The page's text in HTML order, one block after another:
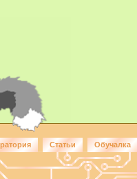
Статьи Обучалка